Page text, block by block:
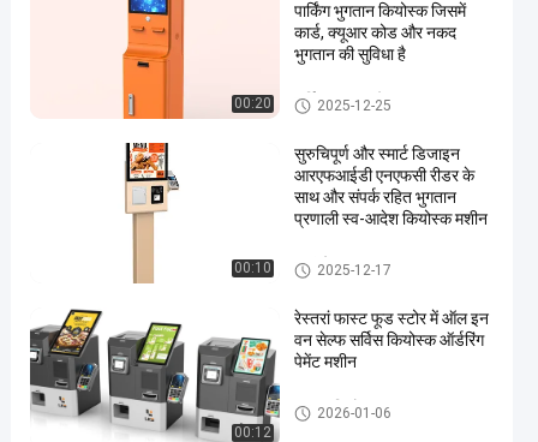
2025-
03-28
78
अब बात करें
साझा करें
एटीएम
कियोस्क
#
स्वयं
00:20
पार्किंग भुगतान कियोस्क जिसमें
कार्ड, क्यूआर कोड और नकद
भुगतान की सुविधा है
पार्किंग भुगतान स्टेशन
2025-12-25
00:10
सुरुचिपूर्ण और स्मार्ट डिजाइन
आरएफआईडी एनएफसी रीडर के
साथ और संपर्क रहित भुगतान
प्रणाली स्व-आदेश कियोस्क मशीन
स्वयं सेवा बूथ
2025-12-17
00:12
रेस्तरां फास्ट फूड स्टोर में ऑल इन
वन सेल्फ सर्विस कियोस्क ऑर्डरिंग
पेमेंट मशीन
भुगतान कियोस्क
2026-01-06